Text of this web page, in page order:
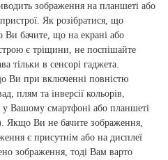
зображення на планшеті або
Як розібратися, що
бачите, що на екрані або
є тріщини, не поспішайте
тільки в сенсорі гаджета.
Ви при включенні повністю
плям та інверсії кольорів,
у Вашому смартфоні або планшеті
Якщо Ви не бачите зображення,
є присутнім або на дисплеї
зображення, тоді Вам варто